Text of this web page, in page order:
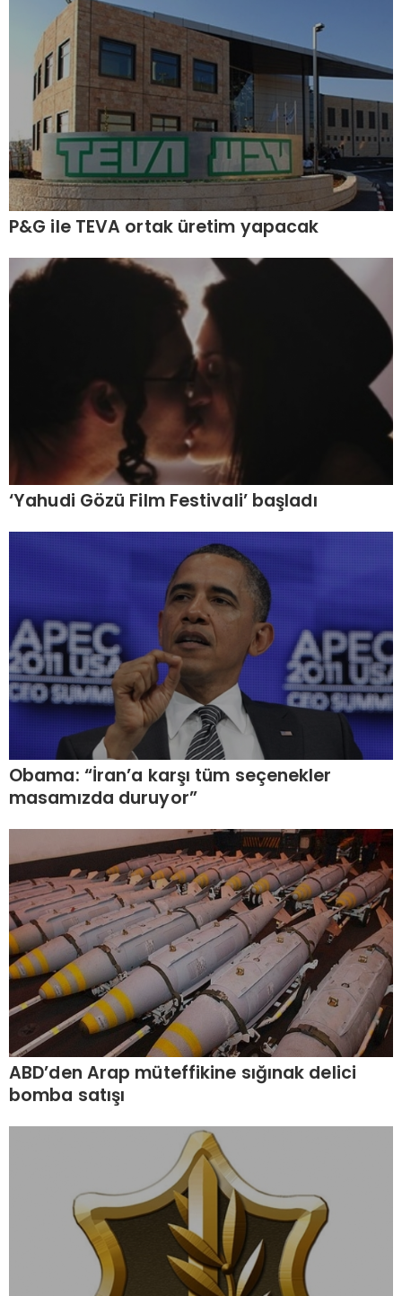
P&G ile TEVA ortak üretim yapacak
‘Yahudi Gözü Film Festivali’ başladı
Obama: “İran’a karşı tüm seçenekler
masamızda duruyor”
ABD’den Arap müteffikine sığınak delici
bomba satışı